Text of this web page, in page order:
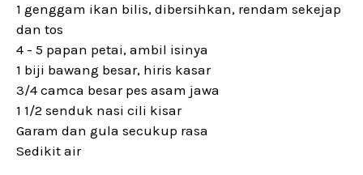
1 genggam ikan bilis, dibersihkan, rendam sekejap
dan tos
4 - 5 papan petai, ambil isinya
1 biji bawang besar, hiris kasar
3/4 camca besar pes asam jawa
1 1/2 senduk nasi cili kisar
Garam dan gula secukup rasa
Sedikit air